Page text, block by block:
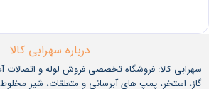
درباره سهرابی کالا
سهرابی کالا: فروشگاه تخصصی فروش لوله و اتصالات